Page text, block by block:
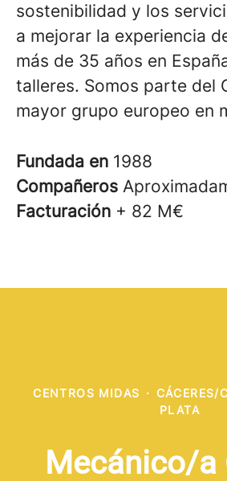
sostenibilidad y los
a mejorar la experiencia
más de 35 años en
talleres. Somos parte del
mayor grupo europeo en
Fundada en 1988
Compañeros
Facturación + 82 M€
CENTROS MIDAS · CÁCERES/
PLATA
Mecánico/a